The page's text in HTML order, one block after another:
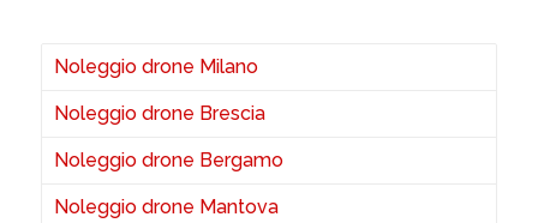
Noleggio drone Milano
Noleggio drone Brescia
Noleggio drone Bergamo
Noleggio drone Mantova